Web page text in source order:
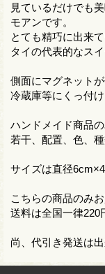
見ているだけでも
モアンです。
とても精巧に出来て
タイの代表的なスイ
側面にマグネット
冷蔵庫等にくっ付け
ハンドメイド商品
若干、配置、色、
サイズは直径
こちらの商品のみ
送料は全国一律220
尚、代引き発送は出